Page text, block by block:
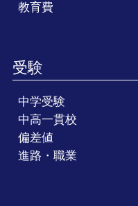
教育費
受験
中学受験
中高一貫校
偏差値
進路・職業